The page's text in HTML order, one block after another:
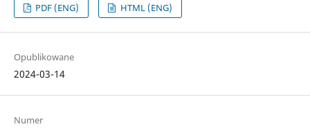
PDF (ENG) HTML (ENG)
Opublikowane
2024-03-14
Numer